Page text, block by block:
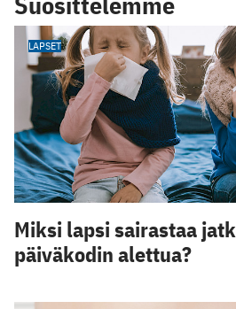
LAPSET
Miksi lapsi sairastaa
päiväkodin alettua?